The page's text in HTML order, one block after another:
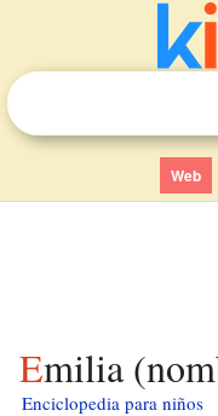
Web
Emilia
Enciclopedia para niños